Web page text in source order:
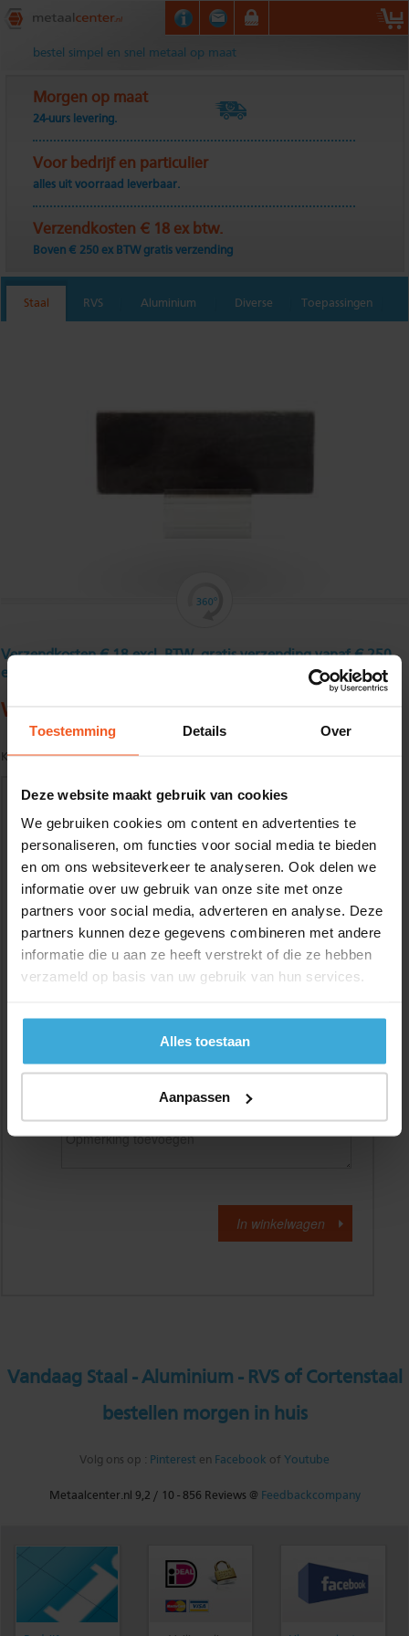
Toestemming Details Over
Deze website maakt gebruik van cookies
We gebruiken cookies om content en advertenties te
personaliseren, om functies voor social media te bieden
en om ons websiteverkeer te analyseren. Ook delen we
informatie over uw gebruik van onze site met onze
partners voor social media, adverteren en analyse. Deze
partners kunnen deze gegevens combineren met andere
informatie die u aan ze heeft verstrekt of die ze hebben
verzameld op basis van uw gebruik van hun services.
Alles toestaan
Aanpassen
Metaalcenter.nl
bestel simpel en snel metaal op maat
Morgen op maat
24-uurs levering.
Voor bedrijf en particulier
alles uit voorraad leverbaar.
Verzendkosten € 18 ex btw.
Boven € 250 ex BTW gratis verzending
Staal RVS Aluminium Diverse Toepassingen
Verzendkosten € 18 excl. BTW, gratis verzending vanaf € 250
excl. BTW
Warmgewalst platstaal 40 x 6 mm
Kwaliteit: S235JR volgens EN10025
Gewenste
lengtemaat in
(max. 2000 mm)
+/- 2 mm lengtetolerantie
Materiaalkosten
Alle bedragen zijn excl. 21% BTW
Vandaag Staal - Aluminium - RVS of Cortenstaal
bestellen morgen in huis
Volg ons op : Pinterest en Facebook of Youtube
Metaalcenter.nl 9,2 / 10 -856 Reviews @ Feedbackcompany